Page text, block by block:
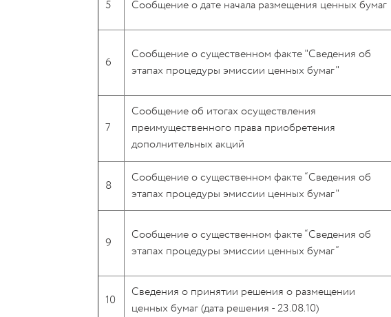
5 Сообщение о дате начала размещения ценных бумаг
6
Сообщение о существенном факте "Сведения об
этапах процедуры эмиссии ценных бумаг"
7
Сообщение об итогах осуществления
преимущественного права приобретения
дополнительных акций
8
Сообщение о существенном факте “Сведения об
этапах процедуры эмиссии ценных бумаг"
9
Сообщение о существенном факте “Сведения об
этапах процедуры эмиссии ценных бумаг”
10
Сведения о принятии решения о размещении
ценных бумаг (дата решения - 23.08.10)